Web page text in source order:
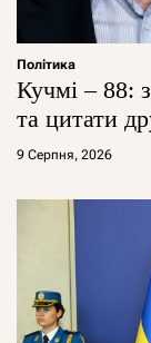
Політика
Кучмі – 88:
та цитати
9 Серпня, 2026